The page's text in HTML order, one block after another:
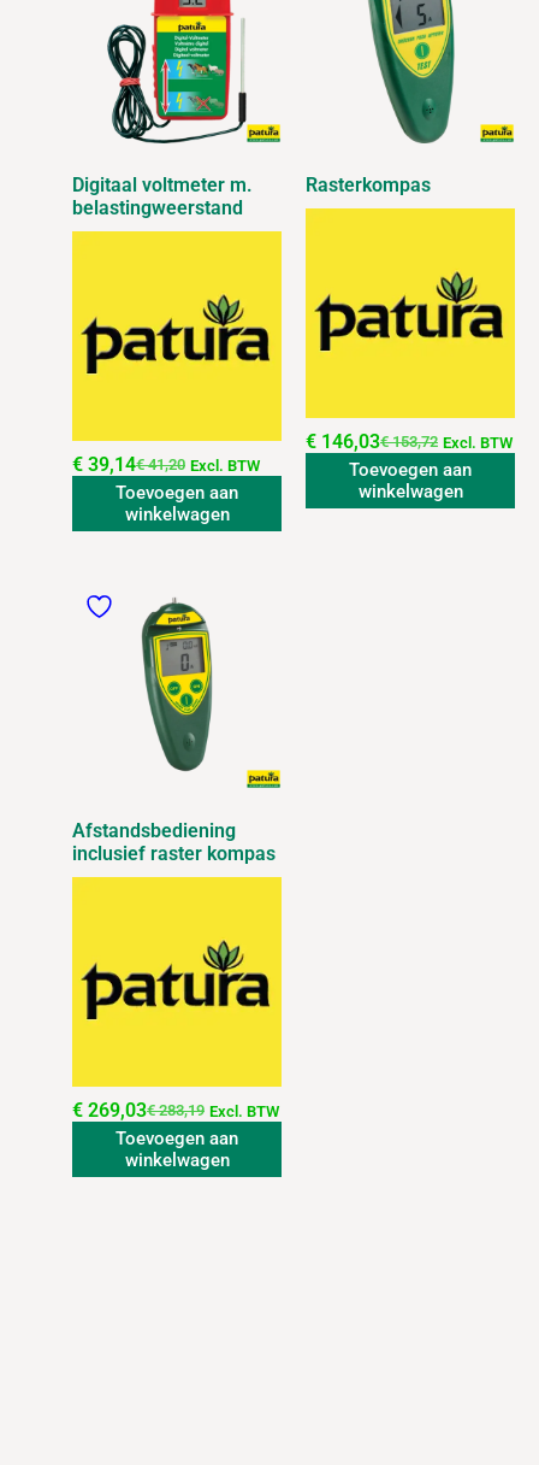
Digitaal voltmeter m.
belastingweerstand
€41,20
€ 39,14 Excl. BTW
Toevoegen aan
winkelwagen
Rasterkompas
€153,72
€ 146,03 Excl. BTW
Toevoegen aan
winkelwagen
Afstandsbediening
inclusief raster kompas
€283,19
€ 269,03 Excl. BTW
Toevoegen aan
winkelwagen